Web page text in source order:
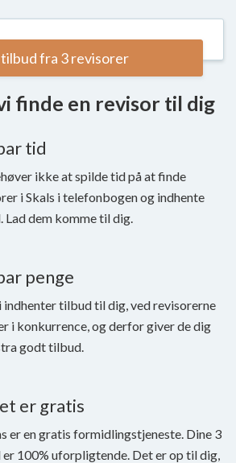
tilbud fra 3 revisorer
finde en revisor til dig
tid
ikke at spilde tid på at finde
i Skals i telefonbogen og indhente
Lad dem komme til dig.
penge
indhenter tilbud til dig, ved revisorerne
i konkurrence, og derfor giver de dig
godt tilbud.
er gratis
er en gratis formidlingstjeneste. Dine 3
100% uforpligtende. Det er op til dig,